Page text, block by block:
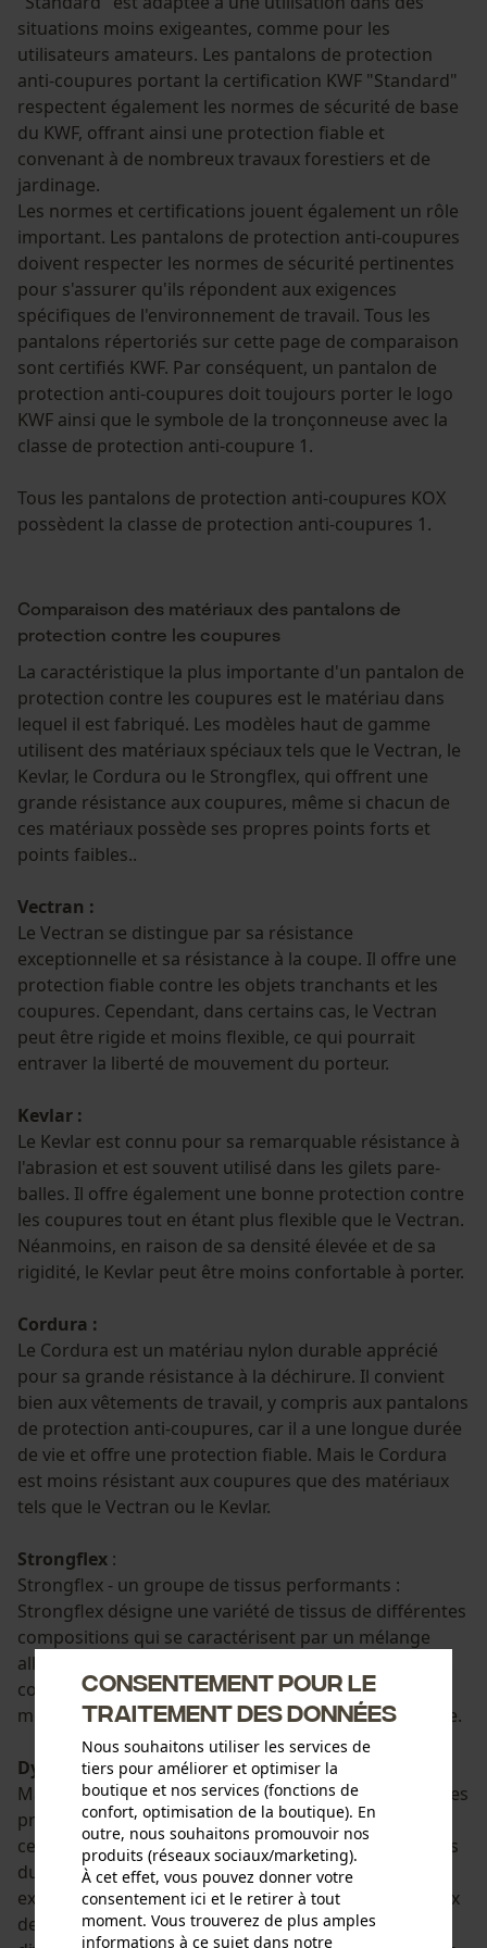
situations moins exigeantes, comme pour les
utilisateurs amateurs. Les pantalons de protection
anti-coupures portant la certification KWF "Standard"
respectent également les normes de sécurité de base
du KWF, offrant ainsi une protection fiable et
convenant à de nombreux travaux forestiers et de
jardinage.
Les normes et certifications jouent également un rôle
important. Les pantalons de protection anti-coupures
doivent respecter les normes de sécurité pertinentes
pour s'assurer qu'ils répondent aux exigences
spécifiques de l'environnement de travail. Tous les
pantalons répertoriés sur cette page de comparaison
sont certifiés KWF. Par conséquent, un pantalon de
protection anti-coupures doit toujours porter le logo
KWF ainsi que le symbole de la tronçonneuse avec la
classe de protection anti-coupure 1.
Tous les pantalons de protection anti-coupures KOX
possèdent la classe de protection anti-coupures 1.
Comparaison des matériaux des pantalons de
protection contre les coupures
La caractéristique la plus importante d'un pantalon de
protection contre les coupures est le matériau dans
lequel il est fabriqué. Les modèles haut de gamme
utilisent des matériaux spéciaux tels que le Vectran, le
Kevlar, le Cordura ou le Strongflex, qui offrent une
grande résistance aux coupures, même si chacun de
ces matériaux possède ses propres points forts et
points faibles..
Vectran :
Le Vectran se distingue par sa résistance
exceptionnelle et sa résistance à la coupe. Il offre une
protection fiable contre les objets tranchants et les
coupures. Cependant, dans certains cas, le Vectran
peut être rigide et moins flexible, ce qui pourrait
entraver la liberté de mouvement du porteur.
Kevlar :
Le Kevlar est connu pour sa remarquable résistance à
l'abrasion et est souvent utilisé dans les gilets pare-
balles. Il offre également une bonne protection contre
les coupures tout en étant plus flexible que le Vectran.
Néanmoins, en raison de sa densité élevée et de sa
rigidité, le Kevlar peut être moins confortable à porter.
Cordura :
Le Cordura est un matériau nylon durable apprécié
pour sa grande résistance à la déchirure. Il convient
bien aux vêtements de travail, y compris aux pantalons
de protection anti-coupures, car il a une longue durée
de vie et offre une protection fiable. Mais le Cordura
est moins résistant aux coupures que des matériaux
tels que le Vectran ou le Kevlar.
Strongflex :
Strongflex - un groupe de tissus performants :
Strongflex désigne une variété de tissus de différentes
compositions qui se caractérisent par un mélange
alliant flexibilité et résistance à l'abrasion et aux
coupures. Ils offrent ainsi une bonne liberté de
mouvement tout en assurant une protection adaptée.
Dyneema bio-sourcé:
Matériau fibreux haute performance dont les matières
premières sont issues de l'industrie du bois et de la
cellulose. Il conserve les propriétés impressionnantes
du Dyneema traditionnel, telles que la résistance
extrême et la légèreté, tout en étant plus respectueux
de l'environnement. Ce matériau est utilisé dans
Consentement pour le
traitement des données
Nous souhaitons utiliser les services de
tiers pour améliorer et optimiser la
boutique et nos services (fonctions de
confort, optimisation de la boutique). En
outre, nous souhaitons promouvoir nos
produits (réseaux sociaux/marketing).
À cet effet, vous pouvez donner votre
consentement ici et le retirer à tout
moment. Vous trouverez de plus amples
informations à ce sujet dans notre